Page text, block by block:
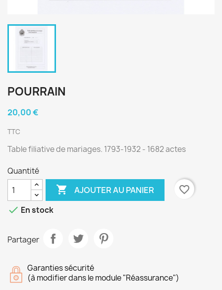
POURRAIN
20,00 €
TTC
Table filiative de mariages. 1793-1932 - 1682 actes
Quantité
 AJOUTER AU PANIER
favorite_border
 En stock
Partager
Garanties sécurité
(à modifier dans le module "Réassurance")